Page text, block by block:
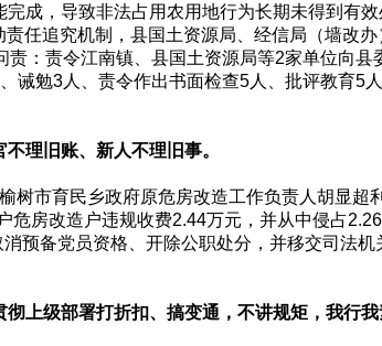
成，导致非法占用农用地行为长期未得到有效
任追究机制，县国土资源局、经信局（墙改
责：责令江南镇、县国土资源局等2家单位向
诫勉3人、责令作出书面检查5人、批评教育5人
理旧账、新人不理旧事。
树市育民乡政府原危房改造工作负责人胡显超
危房改造户违规收费2.44万元，并从中侵占
预备党员资格、开除公职处分，并移交司法机
上级部署打折扣、搞变通，不讲规矩，我行我